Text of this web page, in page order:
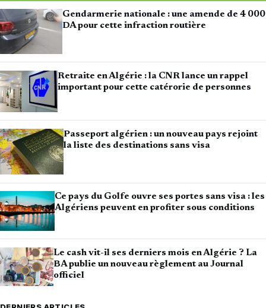
Gendarmerie nationale : une amende de 4 000
DA pour cette infraction routière
Retraite en Algérie : la CNR lance un rappel
important pour cette catérorie de personnes
Passeport algérien : un nouveau pays rejoint
la liste des destinations sans visa
Ce pays du Golfe ouvre ses portes sans visa : les
Algériens peuvent en profiter sous conditions
Le cash vit-il ses derniers mois en Algérie ? La
BA publie un nouveau règlement au Journal
officiel